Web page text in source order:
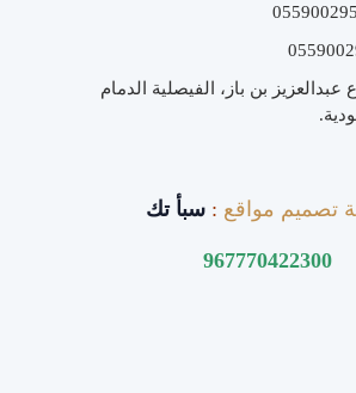
عبدالعزيز بن باز، الفيصلية الدمام
تصميم مواقع :سبأ تك
967770422300